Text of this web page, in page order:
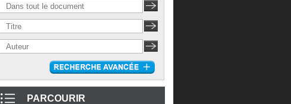
PARCOURIR